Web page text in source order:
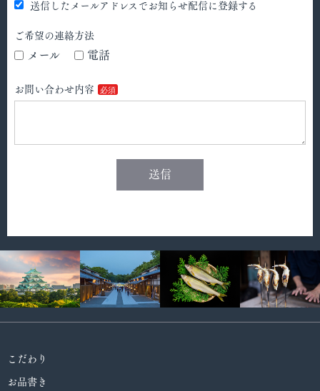
送信したメールアドレスでお知らせ配信に登録する
ご希望の連絡方法
メール 電話
お問い合わせ内容
送信
こだわり
お品書き